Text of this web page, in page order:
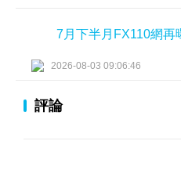
7月下半月FX110網再
2026-08-03 09:06:46
評論